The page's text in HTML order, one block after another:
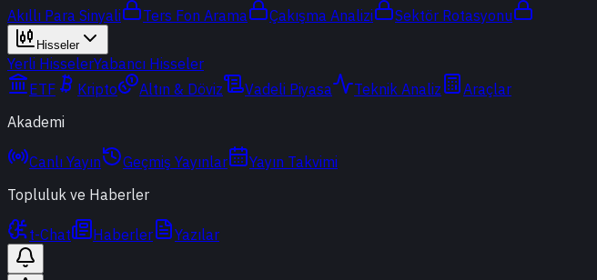
Akıllı Para Sinyali
Ters Fon Arama Çakışma Analizi Sektör Rotasyonu
Hisseler
Yerli HisselerYabancı Hisseler
ETF
Kripto Altın & Döviz Vadeli Piyasa Teknik Analiz
Araçlar
Akademi
Canlı Yayın Geçmiş Yayınlar
Yayın Takvimi
Topluluk ve Haberler
t-Chat Haberler Yazılar